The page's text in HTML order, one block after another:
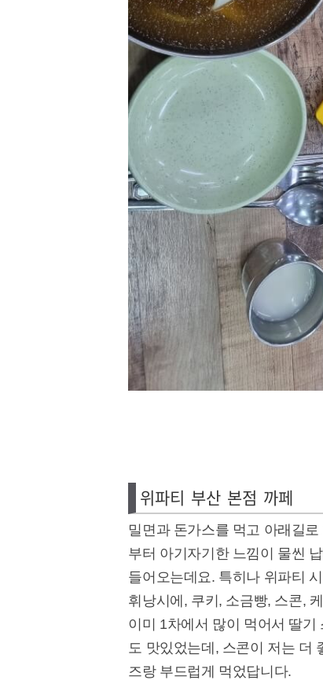
위파티 부산 본점 까페
밀면과 돈가스를 먹고 아래길
부터 아기자기한 느낌이 물씬
들어오는데요. 특히나 위파티
휘낭시에, 쿠키, 소금빵, 스콘,
이미 1차에서 많이 먹어서 딸
도 맛있었는데, 스콘이 저는 더
즈랑 부드럽게 먹었답니다.